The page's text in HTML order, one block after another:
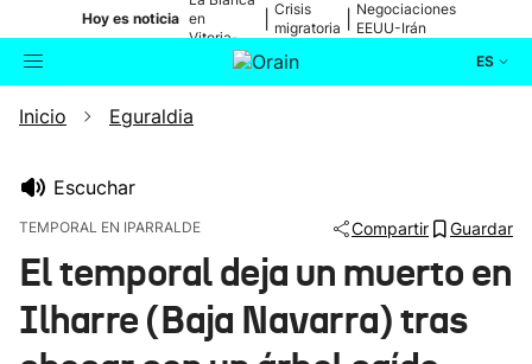
Hoy es noticia en
Vitoria-
Gasteiz
Crisis
migratoria
Negociaciones
EEUU-Irán
ES
Buscador
Ikusmiran
Inicio Eguraldia
Escuchar
TEMPORAL EN IPARRALDE Compartir Guardar
El temporal deja un muerto en
Ilharre (Baja Navarra) tras